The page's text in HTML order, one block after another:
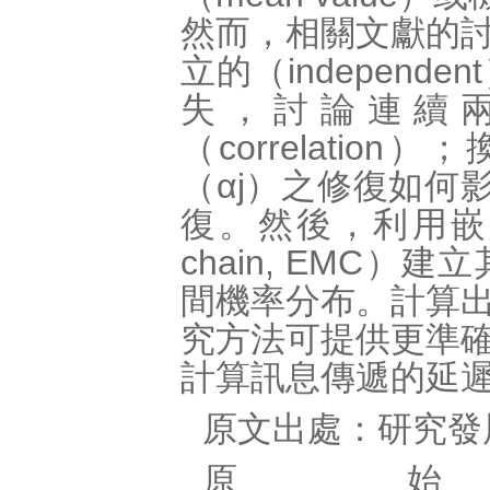
然而，相關文獻的
立的（
失，討論連續
（correlation）
（αj）之修復如何
復。然後，利用
chain, EMC）建
間機率分布。計算
究方法可提供更準
計算訊息傳遞的延
原文出處： 研究
原